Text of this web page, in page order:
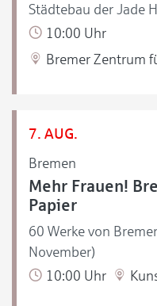
Städtebau der Jade
10:00 Uhr
Bremer Zentrum
7. AUG.
Bremen
Mehr Frauen!
Papier
60 Werke von
November)
10:00 Uhr